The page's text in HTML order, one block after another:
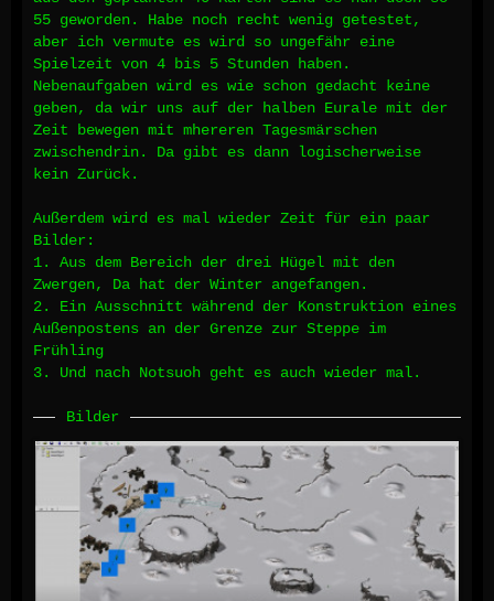
55 geworden. Habe noch recht wenig getestet,
aber ich vermute es wird so ungefähr eine
Spielzeit von 4 bis 5 Stunden haben.
Nebenaufgaben wird es wie schon gedacht keine
geben, da wir uns auf der halben Eurale mit der
Zeit bewegen mit mhereren Tagesmärschen
zwischendrin. Da gibt es dann logischerweise
kein Zurück.
Außerdem wird es mal wieder Zeit für ein paar
Bilder:
1. Aus dem Bereich der drei Hügel mit den
Zwergen, Da hat der Winter angefangen.
2. Ein Ausschnitt während der Konstruktion eines
Außenpostens an der Grenze zur Steppe im
Frühling
3. Und nach Notsuoh geht es auch wieder mal.
Bilder